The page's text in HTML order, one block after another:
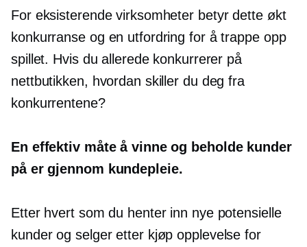
For eksisterende virksomheter betyr dette økt
konkurranse og en utfordring for å trappe opp
spillet. Hvis du allerede konkurrerer på
nettbutikken, hvordan skiller du deg fra
konkurrentene?
En effektiv måte å vinne og beholde kunder
på er gjennom kundepleie.
Etter hvert som du henter inn nye potensielle
kunder og selgeretter kjøp opplevelse for